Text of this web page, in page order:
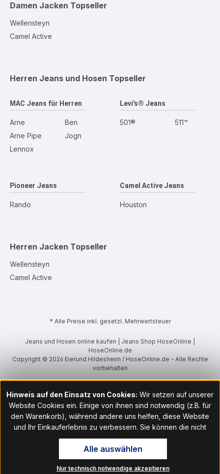
Damen Jacken Topseller
Wellensteyn
Camel Active
Herren Jeans und Hosen Topseller
MAC Jeans für Herren
Arne
Arne Pipe
Lennox
Ben
Jogn
Levi's® Jeans
501® 511™
Pioneer Jeans
Rando
Camel Active Jeans
Houston
Herren Jacken Topseller
Wellensteyn
Camel Active
* Alle Preise inkl. gesetzl. Mehrwertsteuer
Jeans und Hosen online kaufen | Jeans Shop HoseOnline |
HoseOnline.de
Copyright © 2026 Eierund Hildesheim / HoseOnline.de - Alle Rechte
vorbehalten
Hinweis auf den Einsatz von Cookies: Wir setzen auf unserer
Website Cookies ein. Einige von ihnen sind notwendig (z.B. für
den Warenkorb), während andere uns helfen, diese Website
und Ihr Einkauferlebnis zu verbessern. Sie können die nicht
notwendigen Cookies mit Klick auf „OK“ akzeptieren oder per
Klick auf "Nur technisch notwendige akzeptieren" ablehnen. Den
Zugang zu den Cookie-Einstellungen finden Sie im Fußbereich
unserer Website im Menüpunkt „Informationen“. Dort können Sie
Nur technisch notwendige akzeptieren
Alle auswählen